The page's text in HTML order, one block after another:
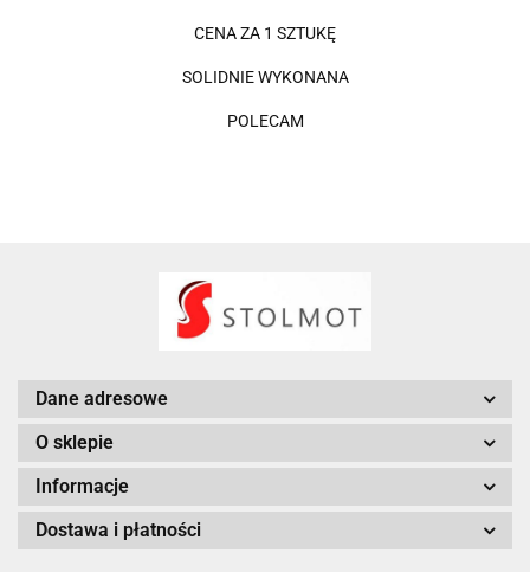
CENA ZA 1 SZTUKĘ
SOLIDNIE WYKONANA
POLECAM
Dane adresowe
O sklepie
Informacje
Dostawa i płatności